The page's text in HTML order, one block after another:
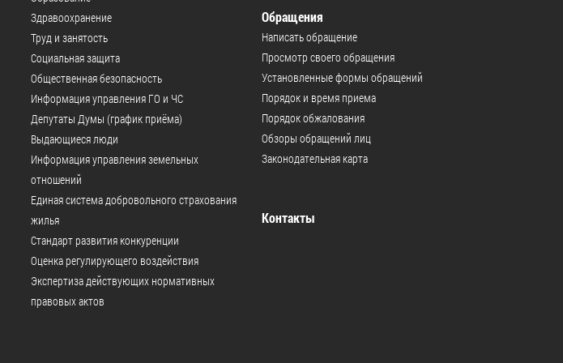
Муниципальная служба
Информация о закупках товаров,
работ, услуг
ТОС
Территориальное общественное
самоуправление
Территориальная организация
Здравоохранение
Труд и занятость
Социальная защита
Общественная безопасность
Информация управления ГО и ЧС
Депутаты Думы (график приёма)
Выдающиеся люди
Информация управления земельных
отношений
Единая система добровольного страхования
жилья
Стандарт развития конкуренции
Оценка регулирующего воздействия
Экспертиза действующих нормативных
правовых актов
Обращения
Написать обращение
Просмотр своего обращения
Установленные формы обращений
Порядок и время приема
Порядок обжалования
Обзоры обращений лиц
Законодательная карта
Контакты